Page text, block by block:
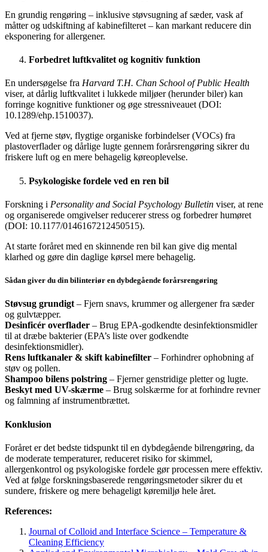
En grundig rengøring – inklusive støvsugning af sæder, vask af
måtter og udskiftning af kabinefilteret – kan markant reducere din
eksponering for allergener.
Forbedret luftkvalitet og kognitiv funktion
En undersøgelse fra Harvard T.H. Chan School of Public Health
viser, at dårlig luftkvalitet i lukkede miljøer (herunder biler) kan
forringe kognitive funktioner og øge stressniveauet (DOI:
10.1289/ehp.1510037).
Ved at fjerne støv, flygtige organiske forbindelser (VOCs) fra
plastoverflader og dårlige lugte gennem forårsrengøring sikrer du
friskere luft og en mere behagelig køreoplevelse.
Psykologiske fordele ved en ren bil
Forskning i Personality and Social Psychology Bulletin viser, at rene
og organiserede omgivelser reducerer stress og forbedrer humøret
(DOI: 10.1177/0146167212450515).
At starte foråret med en skinnende ren bil kan give dig mental
klarhed og gøre din daglige kørsel mere behagelig.
Sådan giver du din bilinteriør en dybdegående forårsrengøring
Støvsug grundigt – Fjern snavs, krummer og allergener fra sæder
og gulvtæpper.
Desinficér overflader – Brug EPA-godkendte desinfektionsmidler
til at dræbe bakterier (EPA’s liste over godkendte
desinfektionsmidler).
Rens luftkanaler & skift kabinefilter – Forhindrer ophobning af
støv og pollen.
Shampoo bilens polstring – Fjerner genstridige pletter og lugte.
Beskyt med UV-skærme – Brug solskærme for at forhindre revner
og falmning af instrumentbrættet.
Konklusion
Foråret er det bedste tidspunkt til en dybdegående bilrengøring, da
de moderate temperaturer, reduceret risiko for skimmel,
allergenkontrol og psykologiske fordele gør processen mere effektiv.
Ved at følge forskningsbaserede rengøringsmetoder sikrer du et
sundere, friskere og mere behageligt køremiljø hele året.
References:
Journal of Colloid and Interface Science – Temperature &
Cleaning Efficiency